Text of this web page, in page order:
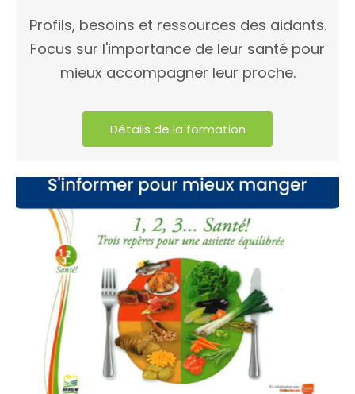
Profils, besoins et ressources des aidants.
Focus sur l'importance de leur santé pour
mieux accompagner leur proche.
Détails de la formation